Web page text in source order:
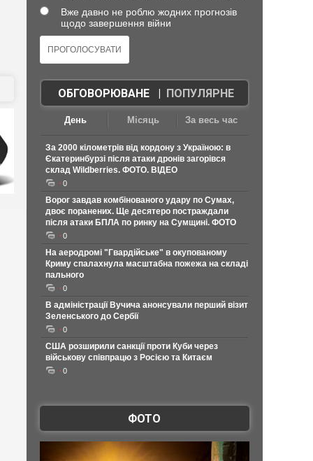
Вже давно не роблю жодних прогнозів
щодо завершення війни
ОБГОВОРЮВАНЕ| ПОПУЛЯРНЕ
День Місяць За весь час
За 2000 кілометрів від кордону з Україною: в
Єкатеринбурзі після атаки дронів загорівся
склад Wildberries. ФОТО. ВІДЕО
0
Ворог завдав комбінованого удару по Сумах,
двоє поранених. Ще десятеро постраждали
після атаки БПЛА по ринку на Сумщині. ФОТО
0
На аеродромі "Гвардійське" в окупованому
Криму спалахнула масштабна пожежа на складі
пального
0
В адміністрації Вучича анонсували перший візит
Зеленського до Сербії
0
США розширили санкції проти Куби через
військову співпрацю з Росією та Китаєм
0
ФОТО